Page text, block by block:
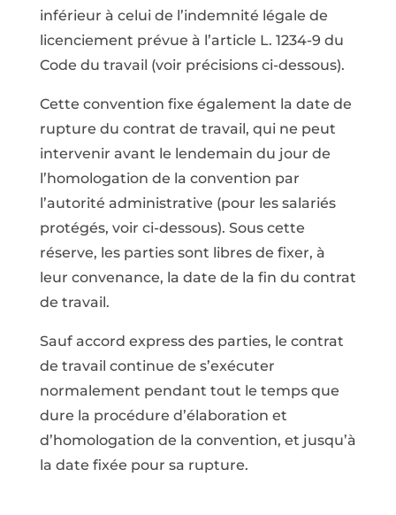
inférieur à celui de l’indemnité légale de
licenciement prévue à l’article L. 1234-9 du
Code du travail (voir précisions ci-dessous).
Cette convention fixe également la date de
rupture du contrat de travail, qui ne peut
intervenir avant le lendemain du jour de
l’homologation de la convention par
l’autorité administrative (pour les salariés
protégés, voir ci-dessous). Sous cette
réserve, les parties sont libres de fixer, à
leur convenance, la date de la fin du contrat
de travail.
Sauf accord express des parties, le contrat
de travail continue de s’exécuter
normalement pendant tout le temps que
dure la procédure d’élaboration et
d’homologation de la convention, et jusqu’à
la date fixée pour sa rupture.